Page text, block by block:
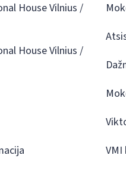
House Vilnius /
House Vilnius /